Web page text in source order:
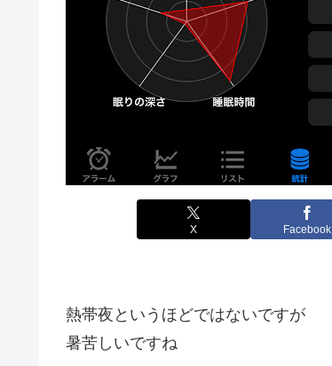
X Facebook
熱帯夜というほどではないですが
暑苦しいですね